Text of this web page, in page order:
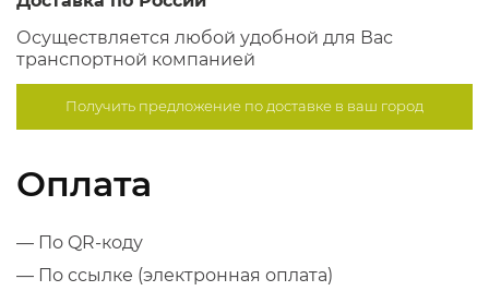
Осуществляется любой удобной для Вас
транспортной компанией
Получить предложение подоставке в ваш город
Оплата
— По QR-коду
— По ссылке (электронная оплата)